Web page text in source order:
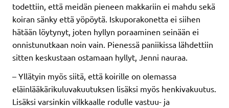
todettiin, että meidän pieneen makkariin ei mahdu sekä
koiran sänky että yöpöytä. Iskuporakonetta ei siihen
hätään löytynyt, joten hyllyn poraaminen seinään ei
onnistunutkaan noin vain. Pienessä paniikissa lähdettiin
sitten keskustaan ostamaan hyllyt, Jenni nauraa.
– Yllätyin myös siitä, että koirille on olemassa
eläinlääkärikuluvakuutuksen lisäksi myös henkivakuutus.
Lisäksi varsinkin vilkkaalle rodulle vastuu- ja